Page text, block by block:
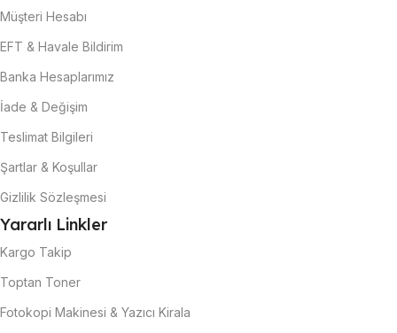
Müşteri Hesabı
EFT & Havale Bildirim
Banka Hesaplarımız
İade & Değişim
Teslimat Bilgileri
Şartlar & Koşullar
Gizlilik Sözleşmesi
Yararlı Linkler
Kargo Takip
Toptan Toner
Fotokopi Makinesi & Yazıcı Kirala